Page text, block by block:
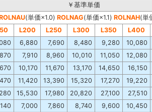
￥基準単価
(単価×1.0) ROLNAG(単価×1.1) ROLNAH(単
50 L200 L250 L300 L350 L400
6,880 7,690 8,480 9,280
10,080
7,910 8,960 10,010 11,050
12,080
10,170 11,670 13,170 14,650
16,150
11,420 13,390 15,320 17,270
19,220
15,530 17,980 20,820 27,100
27,510
7,000 7,860 8,740 9,600
10,450